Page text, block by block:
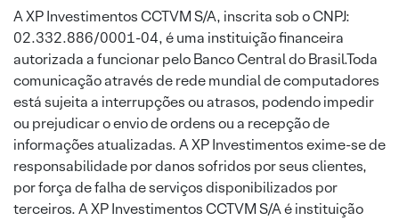
A XP Investimentos CCTVM S/A, inscrita sob o CNPJ:
02.332.886/0001-04, é uma instituição financeira
autorizada a funcionar pelo Banco Central do Brasil.Toda
comunicação através de rede mundial de computadores
está sujeita a interrupções ou atrasos, podendo impedir
ou prejudicar o envio de ordens ou a recepção de
informações atualizadas. A XP Investimentos exime-se de
responsabilidade por danos sofridos por seus clientes,
por força de falha de serviços disponibilizados por
terceiros. A XP Investimentos CCTVM S/A é instituição